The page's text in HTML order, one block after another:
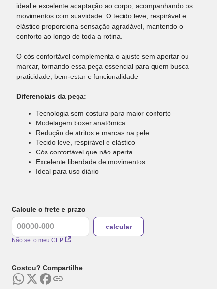
ideal e excelente adaptação ao corpo, acompanhando os
movimentos com suavidade. O tecido leve, respirável e
elástico proporciona sensação agradável, mantendo o
conforto ao longo de toda a rotina.
O cós confortável complementa o ajuste sem apertar ou
marcar, tornando essa peça essencial para quem busca
praticidade, bem-estar e funcionalidade.
Diferenciais da peça:
Tecnologia sem costura para maior conforto
Modelagem boxer anatômica
Redução de atritos e marcas na pele
Tecido leve, respirável e elástico
Cós confortável que não aperta
Excelente liberdade de movimentos
Ideal para uso diário
Calcule o frete e prazo
Não sei o meu CEP
Gostou? Compartilhe